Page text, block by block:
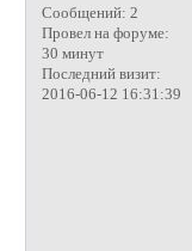
Сообщений: 2
Провел на форуме:
30 минут
Последний визит:
2016-06-12 16:31:39